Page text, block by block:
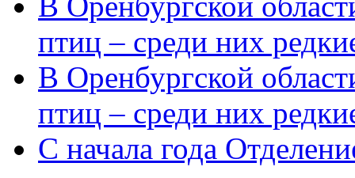
птиц – среди них
В Оренбургской
птиц – среди них
С начала года